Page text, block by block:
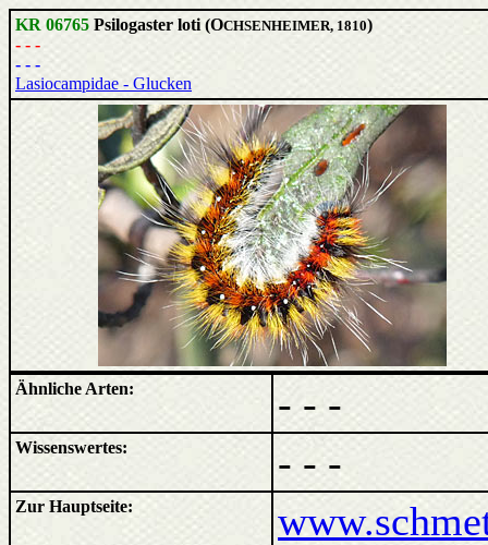
KR 06765 Psilogaster loti (OCHSENHEIMER, 1810)
- - -
- - -
Lasiocampidae - Glucken
Ähnliche Arten: - - -
Wissenswertes: - - -
Zur Hauptseite: